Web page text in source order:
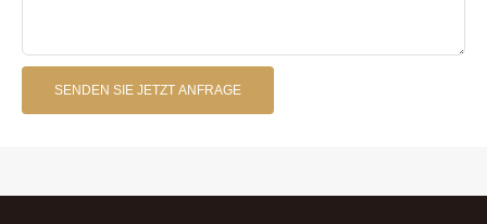
SENDEN SIE JETZT ANFRAGE